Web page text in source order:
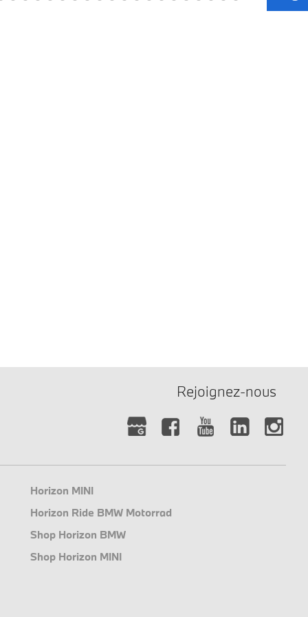
Rejoignez-nous
Horizon MINI
Horizon Ride BMW Motorrad
Shop Horizon BMW
Shop Horizon MINI